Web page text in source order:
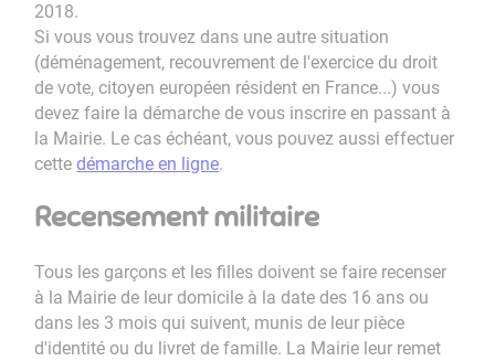
2018.
Si vous vous trouvez dans une autre situation
(déménagement, recouvrement de l'exercice du droit
de vote, citoyen européen résident en France...) vous
devez faire la démarche de vous inscrire en passant à
la Mairie. Le cas échéant, vous pouvez aussi effectuer
cettedémarche en ligne.
Recensement militaire
Tous les garçons et les filles doivent se faire recenser
à la Mairie de leur domicile à la date des 16 ans ou
dans les 3 mois qui suivent, munis de leur pièce
d'identité ou du livret de famille. La Mairie leur remet